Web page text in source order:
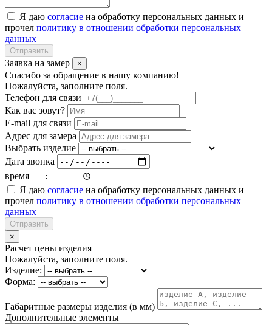
Я даю согласие на обработку персональных данных и
прочел политику в отношении обработки персональных
данных
Отправить
Заявка на замер ×
Спасибо за обращение в нашу компанию!
Пожалуйста, заполните поля.
Телефон для связи
Как вас зовут?
E-mail для связи
Адрес для замера
Выбрать изделие
Дата звонка
время
Я даю согласие на обработку персональных данных и
прочел политику в отношении обработки персональных
данных
Отправить
×
Расчет цены изделия
Пожалуйста, заполните поля.
Изделие:
Форма:
Габаритные размеры изделия (в мм)
Дополнительные элементы